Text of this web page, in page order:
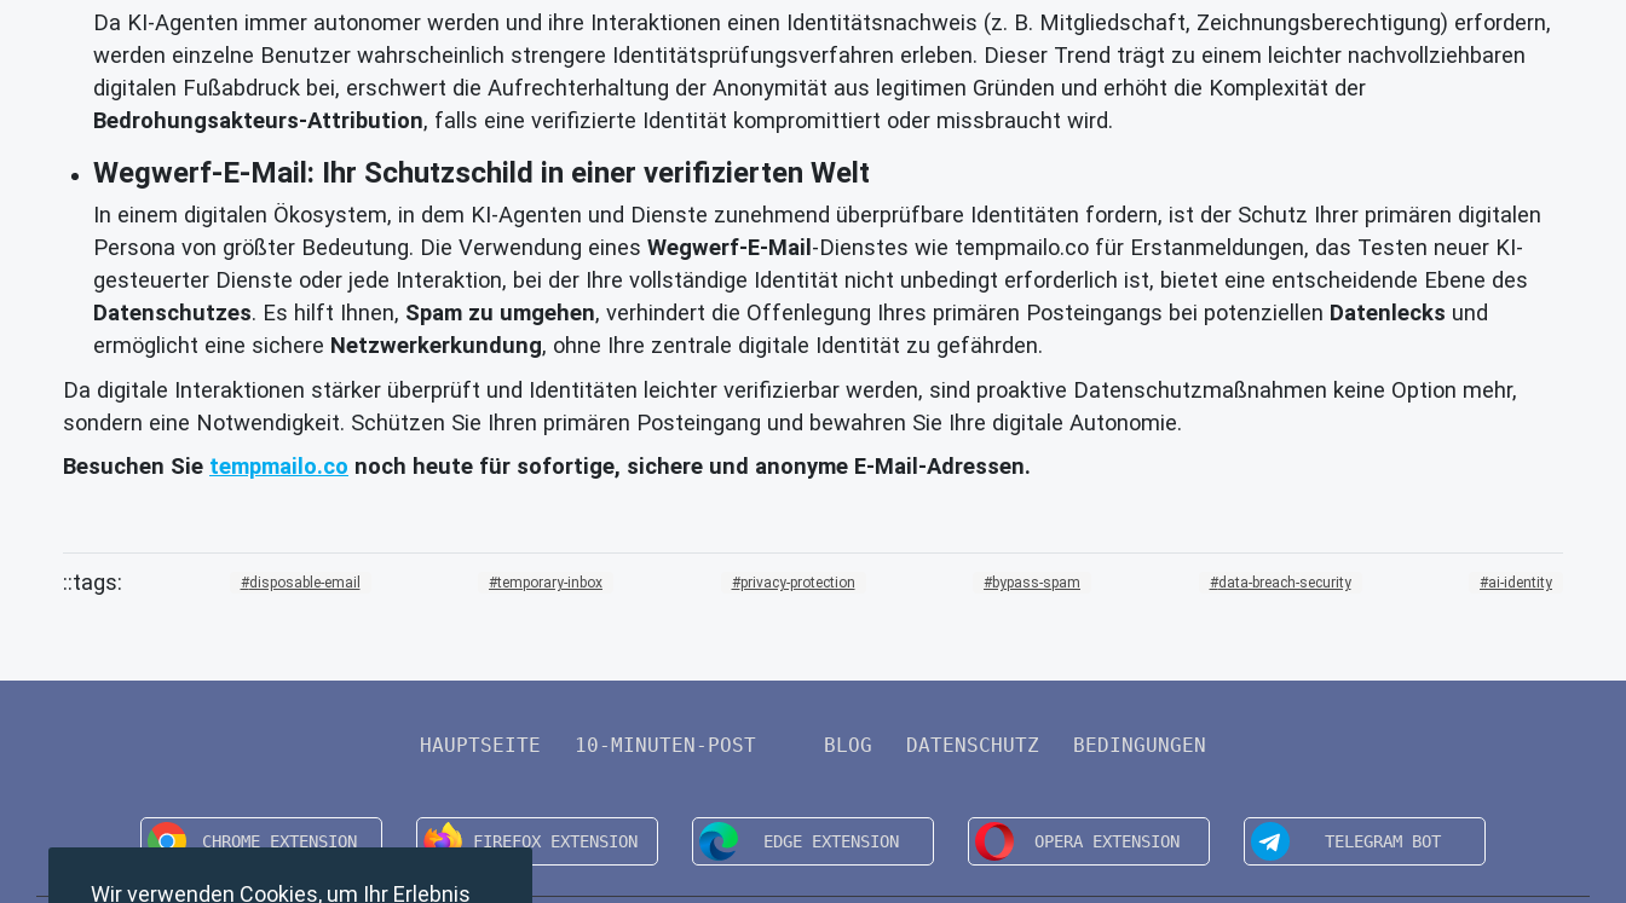
Da KI-Agenten immer autonomer werden und ihre Interaktionen einen Identitätsnachweis (z. B. Mitgliedschaft, Zeichnungsberechtigung) erfordern,
werden einzelne Benutzer wahrscheinlich strengere Identitätsprüfungsverfahren erleben. Dieser Trend trägt zu einem leichter nachvollziehbaren
digitalen Fußabdruck bei, erschwert die Aufrechterhaltung der Anonymität aus legitimen Gründen und erhöht die Komplexität der
Bedrohungsakteurs-Attribution, falls eine verifizierte Identität kompromittiert oder missbraucht wird.
Wegwerf-E-Mail: Ihr Schutzschild in einer verifizierten Welt
In einem digitalen Ökosystem, in dem KI-Agenten und Dienste zunehmend überprüfbare Identitäten fordern, ist der Schutz Ihrer primären digitalen
Persona von größter Bedeutung. Die Verwendung eines Wegwerf-E-Mail -Dienstes wie tempmailo.co für Erstanmeldungen, das Testen neuer KI-
gesteuerter Dienste oder jede Interaktion, bei der Ihre vollständige Identität nicht unbedingt erforderlich ist, bietet eine entscheidende Ebene des
Datenschutzes. Es hilft Ihnen, Spam zu umgehen, verhindert die Offenlegung Ihres primären Posteingangs bei potenziellen Datenlecks und
ermöglicht eine sichere Netzwerkerkundung, ohne Ihre zentrale digitale Identität zu gefährden.
Da digitale Interaktionen stärker überprüft und Identitäten leichter verifizierbar werden, sind proaktive Datenschutzmaßnahmen keine Option mehr,
sondern eine Notwendigkeit. Schützen Sie Ihren primären Posteingang und bewahren Sie Ihre digitale Autonomie.
Besuchen Sie tempmailo.co noch heute für sofortige, sichere und anonyme E-Mail-Adressen.
disposable-email temporary-inbox privacy-protection bypass-spam data-breach-security ai-identity
HAUPTSEITE 10-MINUTEN-POST BLOG DATENSCHUTZ BEDINGUNGEN
Wir verwenden Cookies, um Ihr Erlebnis